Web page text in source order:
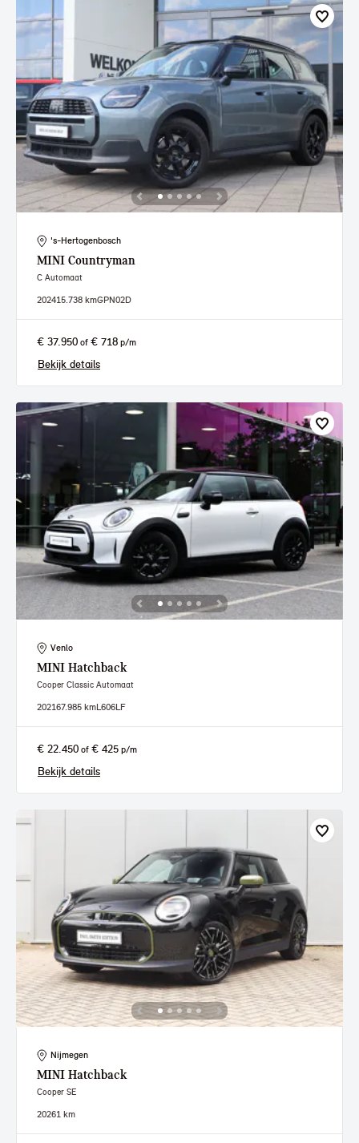
's-Hertogenbosch
MINI Countryman
C Automaat
202415.738 kmGPN02D
€ 37.950 of € 718 p/m
Bekijk details
Venlo
MINI Hatchback
Cooper Classic Automaat
202167.985 kmL606LF
€ 22.450 of € 425 p/m
Bekijk details
Nijmegen
MINI Hatchback
Cooper SE
20261 km